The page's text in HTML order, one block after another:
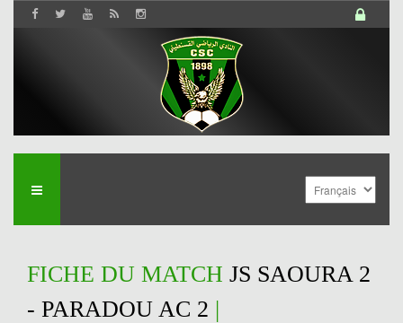
FICHE DU MATCH JS SAOURA 2
- PARADOU AC 2 |